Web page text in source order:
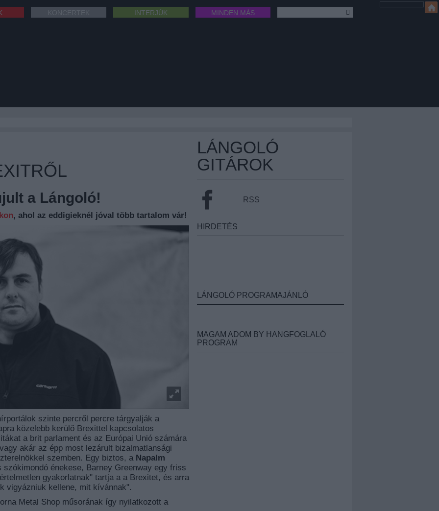
INTERJÚK MINDEN MÁS
a Lángoló!
, ahol az eddigieknél jóval több tartalom vár!
szinte percről percre tárgyalják a
közelebb kerülő Brexittel kapcsolatos
a brit parlament és az Európai Unió számára
akár az épp most lezárult bizalmatlansági
szemben. Egy biztos, a Napalm
szókimondó énekese, Barney Greenway egy friss
gyakorlatnak" tartja a a Brexitet, és arra
vigyázniuk kellene, mit kívánnak".
Metal Shop műsorának így nyilatkozott a
LÁNGOLÓ
GITÁROK
RSS
HIRDETÉS
LÁNGOLÓ PROGRAMAJÁNLÓ
MAGAM ADOM BY HANGFOGLALÓ
PROGRAM